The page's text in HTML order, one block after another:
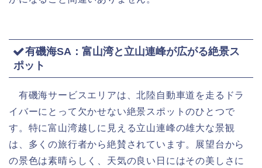
有磯海SA：富山湾と立山連峰が広がる絶景ス
ポット
有磯海サービスエリアは、北陸自動車道を走るドラ
イバーにとって欠かせない絶景スポットのひとつで
す。特に富山湾越しに見える立山連峰の雄大な景観
は、多くの旅行者から絶賛されています。展望台から
の景色は素晴らしく、天気の良い日にはその美しさに